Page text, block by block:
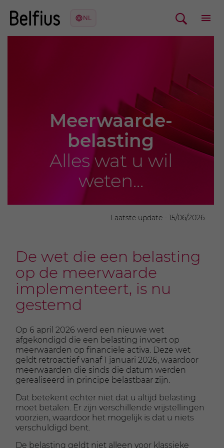
Meerwaarde­
belasting
Alles wat u wil
weten...
Laatste update - 15/06/2026.
De wet die een belasting
op de meerwaarde
implementeert, is nu
gestemd
Op 6 april 2026 werd een nieuwe wet
afgekondigd die een belasting invoert op
meerwaarden op financiële activa. Deze wet
geldt retroactief vanaf 1 januari 2026, waardoor
meerwaarden die sinds die datum werden
gerealiseerd in principe belastbaar zijn.
Dat betekent echter niet dat u altijd belasting
moet betalen. Er zijn verschillende vrijstellingen
voorzien, waardoor het mogelijk is dat u niets
verschuldigd bent.
De belasting geldt niet alleen voor klassieke